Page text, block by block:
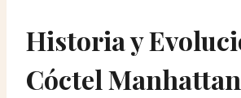
Historia y
Cóctel Manhattan